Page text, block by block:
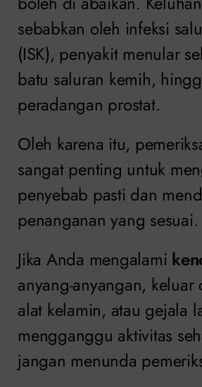
sebabkan oleh infeksi
(ISK), penyakit menular
batu saluran kemih,
peradangan prostat.
Oleh karena itu,
sangat penting untuk
penyebab pasti dan
penanganan yang sesuai.
Jika Anda mengalami
anyang-anyangan, keluar
alat kelamin, atau gejala
mengganggu aktivitas
jangan menunda